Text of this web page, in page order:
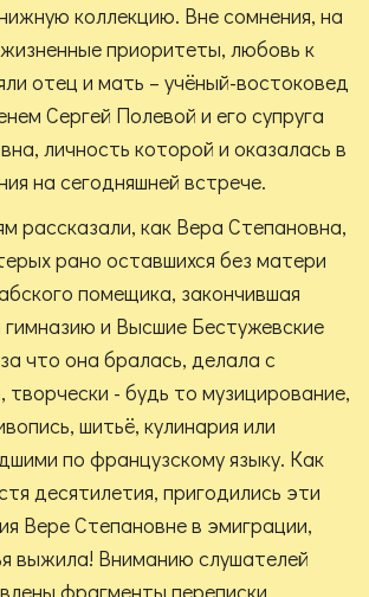
коллекцию. Вне сомнения, на
приоритеты, любовь к
отец и мать – учёный-востоковед
Сергей Полевой и его супруга
личность которой и оказалась в
на сегодняшней встрече.
рассказали, как Вера Степановна,
рано оставшихся без матери
помещика, закончившая
и Высшие Бестужевские
что она бралась, делала с
творчески - будь то музицирование,
шитьё, кулинария или
по французскому языку. Как
десятилетия, пригодились эти
Вере Степановне в эмиграции,
выжила! Вниманию слушателей